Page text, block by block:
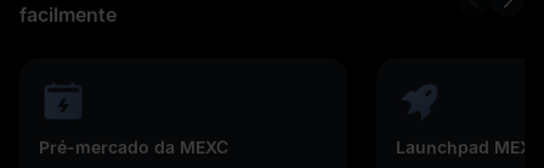
facilmente
Pré-mercado da MEXC Launchpad MEXC